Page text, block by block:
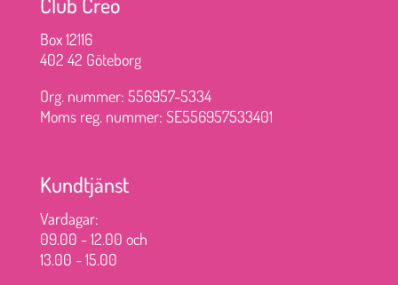
Box 12116
402 42 Göteborg
Org. nummer: 556957-5334
Moms reg. nummer: SE556957533401
Kundtjänst
Vardagar:
09.00 - 12.00 och
13.00 - 15.00